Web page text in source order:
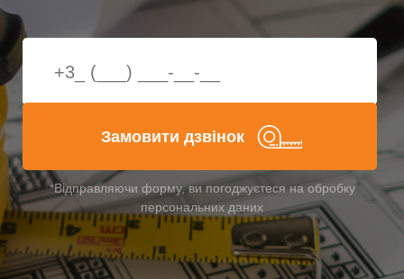
Замовити дзвінок
*Відправляючи форму, ви погоджуєтеся на обробку
персональних даних